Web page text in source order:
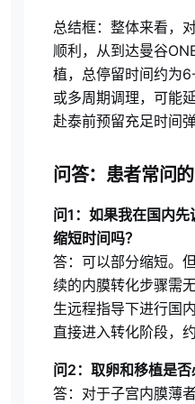
总结框：整体来看，
顺利，从到达曼谷
植，总停留时间约为
或多周期调理，可能
赴泰前预留充足时间弹
问答：患者常问
问1：如果我在国内
缩短时间吗？
答：可以部分缩短。
续的内膜转化步骤需
生远程指导下进行国
直接进入转化阶段，
问2：取卵和移植是否
答：对于子宫内膜薄